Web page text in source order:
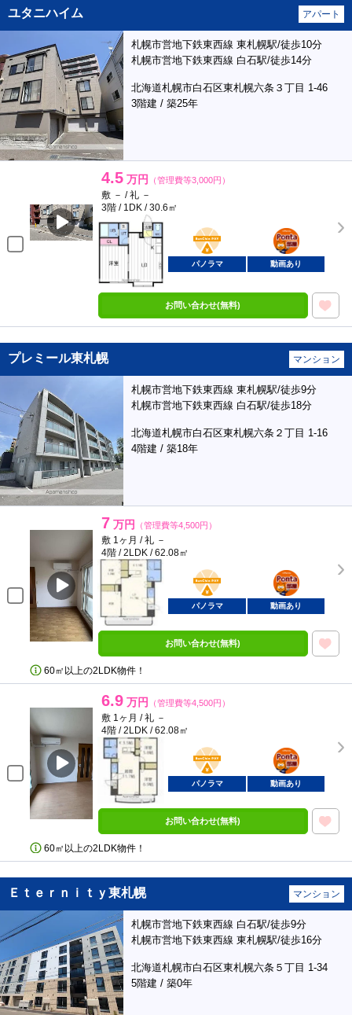
ユタニハイム アパート
札幌市営地下鉄東西線 東札幌駅/徒歩10分
札幌市営地下鉄東西線 白石駅/徒歩14分
北海道札幌市白石区東札幌六条３丁目 1-46
3階建 / 築25年
4.5 万円 （管理費等3,000円）
敷 － / 礼 －
3階 / 1DK / 30.6㎡
BunChinPAY
ポンタ
部屋
パノラマ 動画あり
お問い合わせ(無料)
プレミール東札幌 マンション
札幌市営地下鉄東西線 東札幌駅/徒歩9分
札幌市営地下鉄東西線 白石駅/徒歩18分
北海道札幌市白石区東札幌六条２丁目 1-16
4階建 / 築18年
7 万円 （管理費等4,500円）
敷 1ヶ月 / 礼 －
4階 / 2LDK / 62.08㎡
BunChinPAY
ポンタ
部屋
パノラマ 動画あり
お問い合わせ(無料)
60㎡以上の2LDK物件！
6.9 万円 （管理費等4,500円）
敷 1ヶ月 / 礼 －
4階 / 2LDK / 62.08㎡
BunChinPAY
ポンタ
部屋
パノラマ 動画あり
お問い合わせ(無料)
60㎡以上の2LDK物件！
Ｅｔｅｒｎｉｔｙ東札幌 マンション
札幌市営地下鉄東西線 白石駅/徒歩9分
札幌市営地下鉄東西線 東札幌駅/徒歩16分
北海道札幌市白石区東札幌六条５丁目 1-34
5階建 / 築0年